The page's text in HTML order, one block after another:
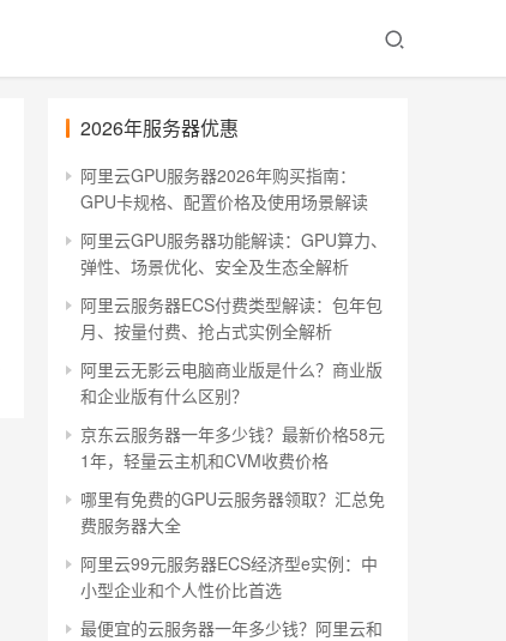
2026年服务器优惠
阿里云GPU服务器2026年购买指南：
GPU卡规格、配置价格及使用场景解读
阿里云GPU服务器功能解读：GPU算力、
弹性、场景优化、安全及生态全解析
阿里云服务器ECS付费类型解读：包年包
月、按量付费、抢占式实例全解析
阿里云无影云电脑商业版是什么？商业版
和企业版有什么区别？
京东云服务器一年多少钱？最新价格58元
1年，轻量云主机和CVM收费价格
哪里有免费的GPU云服务器领取？汇总免
费服务器大全
阿里云99元服务器ECS经济型e实例：中
小型企业和个人性价比首选
最便宜的云服务器一年多少钱？阿里云和